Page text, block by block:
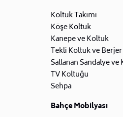
Koltuk Takımı
Köşe Koltuk
Kanepe ve Koltuk
Tekli Koltuk ve Berjer
Sallanan Sandalye
TV Koltuğu
Sehpa
Bahçe Mobilyası